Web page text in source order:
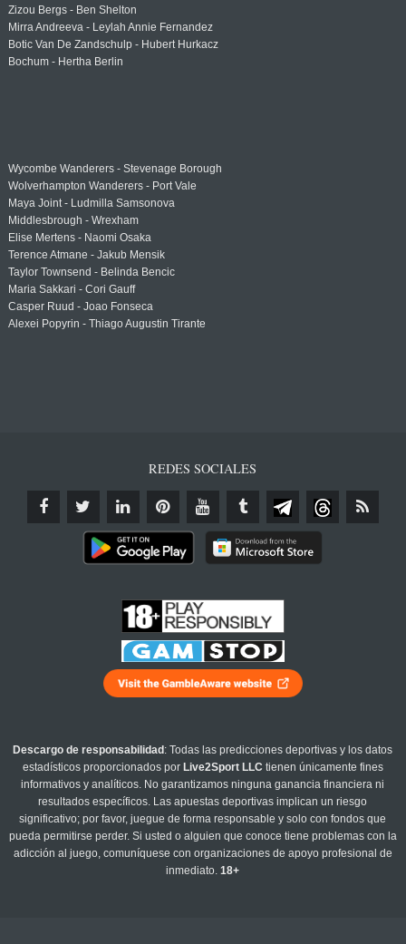
Zizou Bergs - Ben Shelton
Mirra Andreeva - Leylah Annie Fernandez
Botic Van De Zandschulp - Hubert Hurkacz
Bochum - Hertha Berlin
Wycombe Wanderers - Stevenage Borough
Wolverhampton Wanderers - Port Vale
Maya Joint - Ludmilla Samsonova
Middlesbrough - Wrexham
Elise Mertens - Naomi Osaka
Terence Atmane - Jakub Mensik
Taylor Townsend - Belinda Bencic
Maria Sakkari - Cori Gauff
Casper Ruud - Joao Fonseca
Alexei Popyrin - Thiago Augustin Tirante
REDES SOCIALES
Descargo de responsabilidad : Todas las predicciones deportivas y los datos
estadísticos proporcionados por Live2Sport LLC tienen únicamente fines
informativos y analíticos. No garantizamos ninguna ganancia financiera ni
resultados específicos. Las apuestas deportivas implican un riesgo
significativo; por favor, juegue de forma responsable y solo con fondos que
pueda permitirse perder. Si usted o alguien que conoce tiene problemas con la
adicción al juego, comuníquese con organizaciones de apoyo profesional de
inmediato.18+